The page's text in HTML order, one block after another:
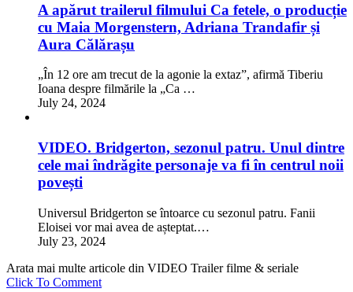
A apărut trailerul filmului Ca fetele, o producție
cu Maia Morgenstern, Adriana Trandafir și
Aura Călărașu
„În 12 ore am trecut de la agonie la extaz”, afirmă Tiberiu
Ioana despre filmările la „Ca …
July 24, 2024
VIDEO. Bridgerton, sezonul patru. Unul dintre
cele mai îndrăgite personaje va fi în centrul noii
povești
Universul Bridgerton se întoarce cu sezonul patru. Fanii
Eloisei vor mai avea de așteptat.…
July 23, 2024
Arata mai multe articole din VIDEO Trailer filme & seriale
Click To Comment